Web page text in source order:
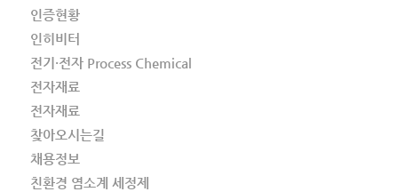
인증현황
인히비터
전기·전자 Process Chemical
전자재료
전자재료
찾아오시는길
채용정보
친환경 염소계 세정제